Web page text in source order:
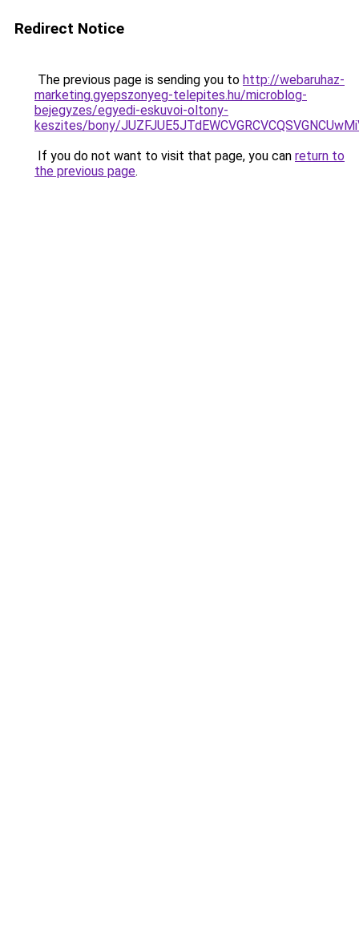
Redirect Notice
The previous page is sending you to http://webaruhaz-
marketing.gyepszonyeg-telepites.hu/microblog-
bejegyzes/egyedi-eskuvoi-oltony-
keszites/bony/
If you do not want to visit that page, you can return to
the previous page.